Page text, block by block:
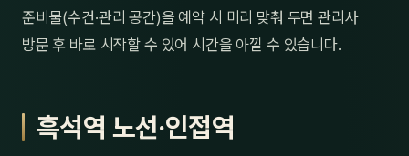
준비물(수건·관리 공간)을 예약 시 미리 맞춰 두면 관리사
방문 후 바로 시작할 수 있어 시간을 아낄 수 있습니다.
흑석역 노선·인접역